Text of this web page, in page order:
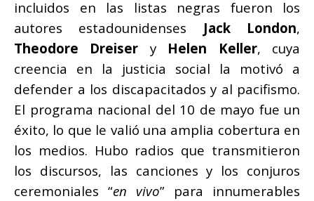
incluidos en las listas negras fueron los
autores estadounidenses Jack London,
Theodore Dreiser y Helen Keller, cuya
creencia en la justicia social la motivó a
defender a los discapacitados y al pacifismo.
El programa nacional del 10 de mayo fue un
éxito, lo que le valió una amplia cobertura en
los medios. Hubo radios que transmitieron
los discursos, las canciones y los conjuros
ceremoniales “en vivo” para innumerables